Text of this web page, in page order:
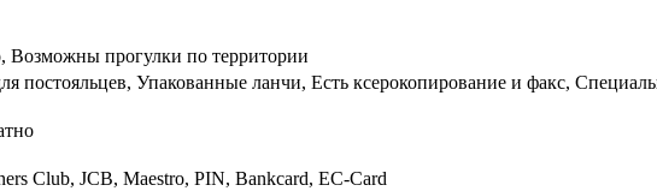
Возможны прогулки по территории
постояльцев, Упакованные ланчи, Есть ксерокопирование и факс,
Club, JCB, Maestro, PIN, Bankcard, EC-Card